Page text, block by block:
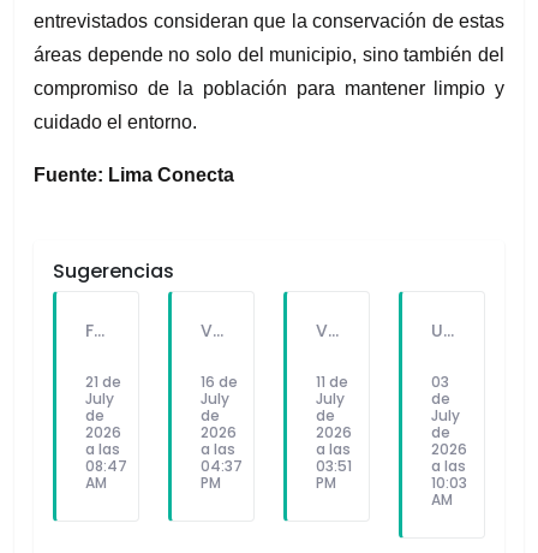
entrevistados consideran que la conservación de estas
áreas depende no solo del municipio, sino también del
compromiso de la población para mantener limpio y
cuidado el entorno.
Fuente: Lima Conecta
Sugerencias
FALLECE FORTUNATO CHUQUITAYPE ANDRADE, “EL CHOLO”, REFERENTE DE LA SOLIDARIDAD Y LA CULTURA EN VILLA EL SALVADOR
21 de
July
de
2026
a las
08:47
AM
VILLA EL SALVADOR RECIBE A ANA CORREA PARA PRESENTAR LIBRO SOBRE MEMORIA, TEATRO Y RESISTENCIA DURANTE EL CONFLICTO ARMADO INTERNO.
16 de
July
de
2026
a las
04:37
PM
VILLA EL SALVADOR: EL ALCALDE GUIDO IÑIGO PERALTA PRIORIZÓ CONCIERTO DE SOMOS PERÚ Y NO ASISTIÓ AL DESFILE ESCOLAR CÍVICO CULTURAL 2026
11 de
July
de
2026
a las
03:51
PM
UNIVERSIDAD SEÑOR DE SIPÁN PRESENTÓ ROBOT HUMANOIDE DE ÚLTIMA GENERACIÓN PARA FORTALECER LA INVESTIGACIÓN Y LA FORMACIÓN ACADÉMICA
03
de
July
de
2026
a las
10:03
AM